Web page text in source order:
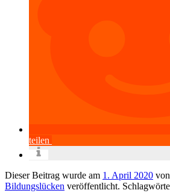
teilen
Dieser Beitrag wurde am 1. April 2020 von
Bildungslücken veröffentlicht.